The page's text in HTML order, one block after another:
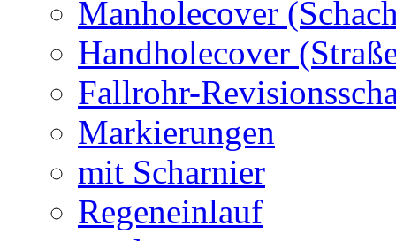
Manholecover
Handholecover
Fallrohr-
Markierungen
mit Scharnier
Regeneinlauf